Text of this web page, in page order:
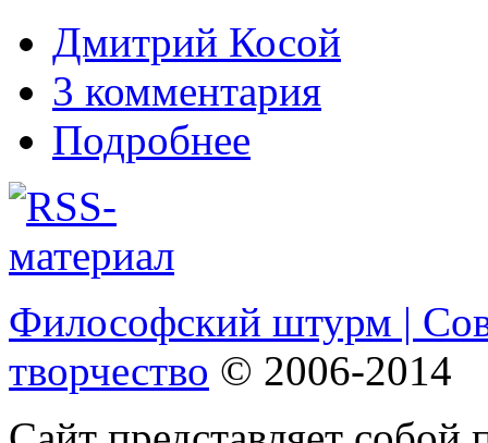
Дмитрий Косой
3 комментария
Подробнее
Философский штурм |
творчество © 2006-2014